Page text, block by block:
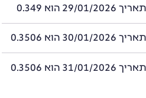
הוא 0.349
0.3506
0.3506